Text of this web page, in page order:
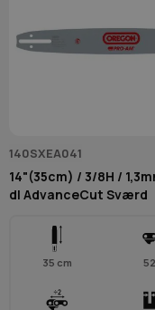
140SXEA041
14"(35cm) / 3/8H /
dl AdvanceCut Sværd
35 cm 52